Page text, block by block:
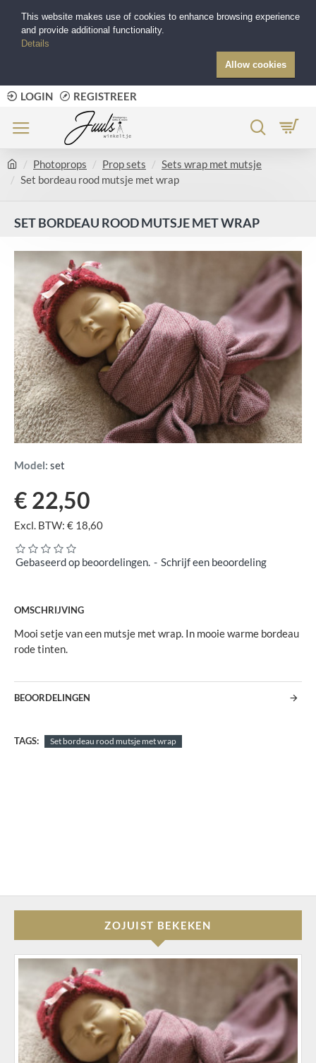
LOGIN REGISTREER
Photoprops Prop sets
Sets wrap met mutsje
Set bordeau rood mutsje met wrap
SET BORDEAU ROOD MUTSJE MET WRAP
Model: set
Gebaseerd op beoordelingen. - Schrijf een beoordeling
€ 22,50
Excl. BTW: € 18,60
OMSCHRIJVING
Mooi setje van een mutsje met wrap. In mooie warme bordeau
rode tinten.
BEOORDELINGEN
TAGS: Set bordeau rood mutsje met wrap
ZOJUIST BEKEKEN
This website makes use of cookies to enhance browsing experience
and provide additional functionality.
Details
Allow cookies